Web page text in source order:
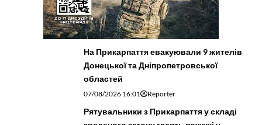
На Прикарпаття евакуювали 9 жителів
Донецької та Дніпропетровської
областей
07/08/2026 16:01 Reporter
Рятувальники з Прикарпаття у складі